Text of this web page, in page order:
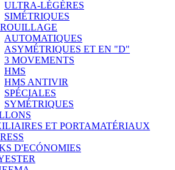
ULTRA-LÉGÈRES
SIMÉTRIQUES
AUTOMATIQUES
ASYMÉTRIQUES ET EN "D"
3 MOVEMENTS
HMS
HMS ANTIVIR
SPÉCIALES
SYMÉTRIQUES
ET PORTAMATÉRIAUX
D'ECÓNOMIES